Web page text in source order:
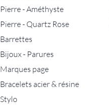
Pierre - Améthyste
Pierre - Quartz Rose
Barrettes
Bijoux - Parures
Marques page
Bracelets acier & résine
Stylo